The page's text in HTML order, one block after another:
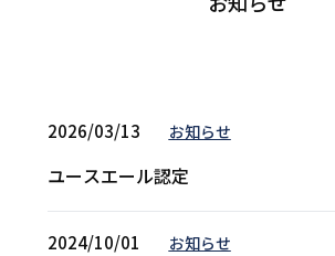
2026/03/13 お知らせ
ユースエール認定
2024/10/01 お知らせ